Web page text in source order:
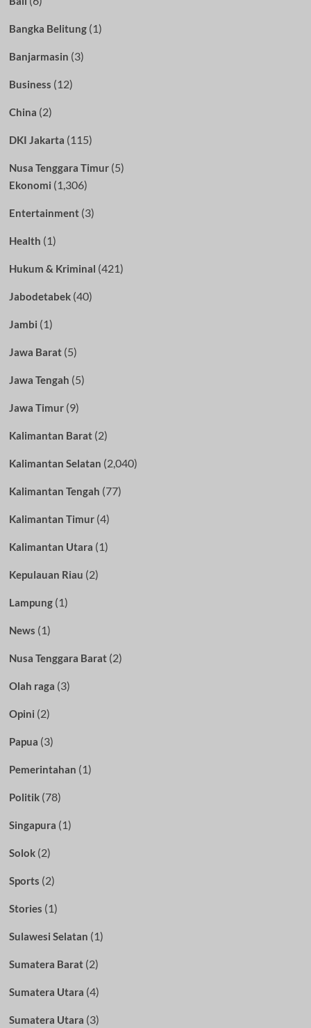
Bangka Belitung(1)
Banjarmasin (3)
Business (12)
China (2)
DKI Jakarta (115)
Nusa Tenggara Timur(5)
Ekonomi (1,306)
Entertainment(3)
Health (1)
Hukum & Kriminal (421)
Jabodetabek(40)
Jambi (1)
Jawa Barat(5)
Jawa Tengah (5)
Jawa Timur(9)
Kalimantan Barat(2)
Kalimantan Selatan (2,040)
Kalimantan Tengah (77)
Kalimantan Timur(4)
Kalimantan Utara (1)
Kepulauan Riau (2)
Lampung(1)
News (1)
Nusa Tenggara Barat(2)
Olah raga (3)
Opini (2)
Papua (3)
Pemerintahan (1)
Politik(78)
Singapura (1)
Solok(2)
Sports (2)
Stories (1)
Sulawesi Selatan (1)
Sumatera Barat(2)
Sumatera Utara (4)
Sumatera Utara (3)